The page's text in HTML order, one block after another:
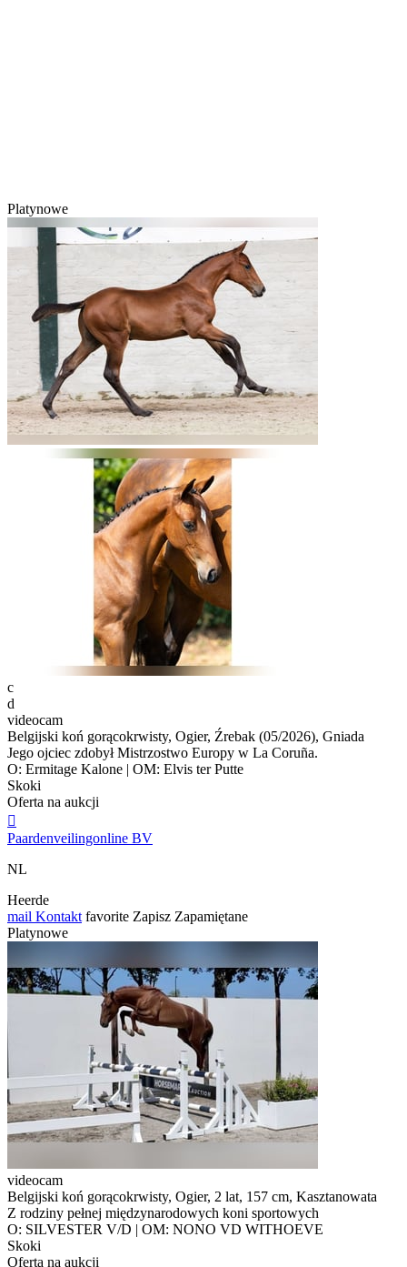
Platynowe
c
d
videocam
Belgijski koń gorącokrwisty, Ogier, Źrebak (05/2026), Gniada
Jego ojciec zdobył Mistrzostwo Europy w La Coruña.
O: Ermitage Kalone | OM: Elvis ter Putte
Skoki
Oferta na aukcji

Paardenveilingonline BV
NL
Heerde
mail Kontakt favorite Zapisz Zapamiętane
Platynowe
videocam
Belgijski koń gorącokrwisty, Ogier, 2 lat, 157 cm, Kasztanowata
Z rodziny pełnej międzynarodowych koni sportowych
O: SILVESTER V/D | OM: NONO VD WITHOEVE
Skoki
Oferta na aukcji